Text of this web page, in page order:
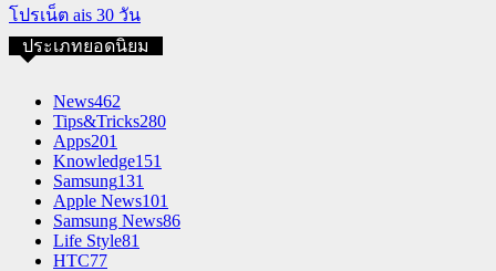
โปรเน็ต ais 30 วัน
ประเภทยอดนิยม
News462
Tips&Tricks280
Apps201
Knowledge151
Samsung131
Apple News101
Samsung News86
Life Style81
HTC77